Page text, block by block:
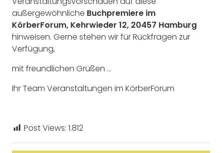
außergewöhnliche Buchpremiere im
KörberForum, Kehrwieder 12, 20457 Hamburg
hinweisen. Gerne stehen wir für Rückfragen zur
Verfügung,
mit freundlichen Grüßen …
Ihr Team Veranstaltungen im KörberForum
Post Views: 1.812